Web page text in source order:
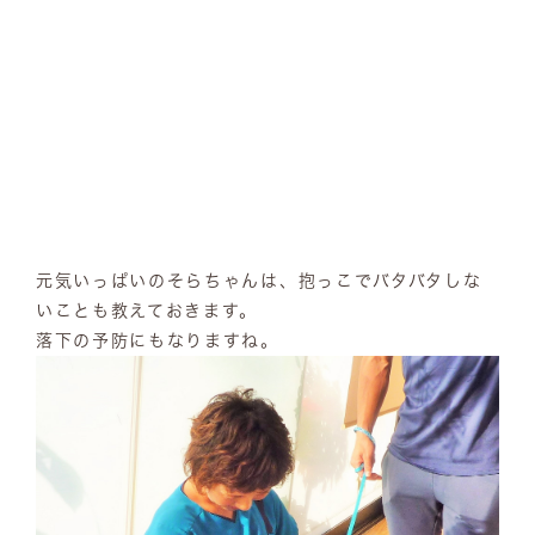
元気いっぱいのそらちゃんは、抱っこでバタバタしな
いことも教えておきます。
落下の予防にもなりますね。